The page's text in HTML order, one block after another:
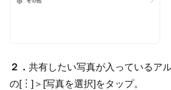
２． 共有したい写真が入っているア
の[︙ ]＞[写真を選択]をタップ。